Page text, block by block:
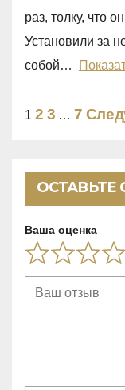
раз, толку, что
Установили за
собой
Site
Страница
1 Страница
2 Страница
3 … 7
ОСТАВЬТЕ
Ваша оценка